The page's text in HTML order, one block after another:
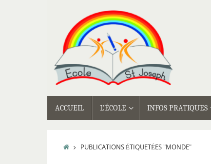
AU
CONTENU
ACCUEIL L’ÉCOLE INFOS PRATIQUES
ACCUEIL
PUBLICATIONS ÉTIQUETÉES "MONDE"